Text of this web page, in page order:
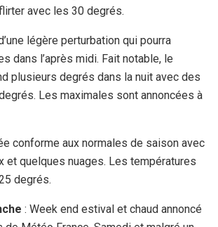
avec les 30 degrés.
légère perturbation qui pourra
dans l’après midi. Fait notable, le
plusieurs degrés dans la nuit avec des
Les maximales sont annoncées à
conforme aux normales de saison avec
et quelques nuages. Les températures
degrés.
: Week end estival et chaud annoncé